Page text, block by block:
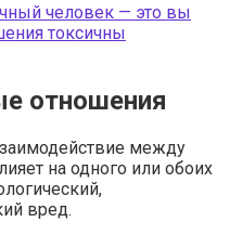
человек — это вы
токсичны
отношения
между
на одного или обоих
вред.